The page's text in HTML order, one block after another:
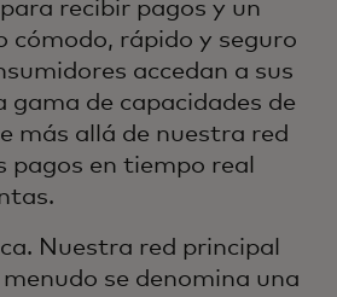
recibir pagos y un
cómodo, rápido y seguro
accedan a sus
de capacidades de
más allá de nuestra red
pagos en tiempo real
Nuestra red principal
se denomina una